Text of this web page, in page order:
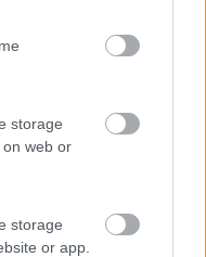
storage
web or
storage
or app.